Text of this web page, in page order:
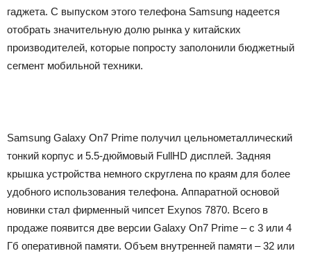
гаджета. С выпуском этого телефона Samsung надеется
отобрать значительную долю рынка у китайских
производителей, которые попросту заполонили бюджетный
сегмент мобильной техники.
Samsung Galaxy On7 Prime получил цельнометаллический
тонкий корпус и 5.5-дюймовый FullHD дисплей. Задняя
крышка устройства немного скруглена по краям для более
удобного использования телефона. Аппаратной основой
новинки стал фирменный чипсет Exynos 7870. Всего в
продаже появится две версии Galaxy On7 Prime – с 3 или 4
Гб оперативной памяти. Объем внутренней памяти – 32 или